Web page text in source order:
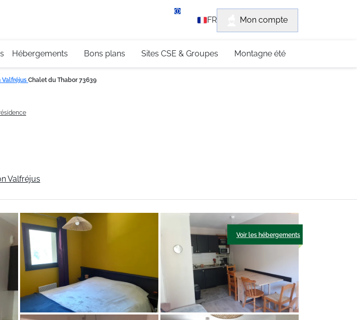
+33 (0)4 79 96 30 69
FR Mon compte
Hébergements Bons plans Sites CSE & Groupes Montagne été
Valfréjus Chalet du Thabor 73639
Valfréjus
Voir les hébergements